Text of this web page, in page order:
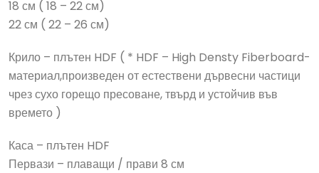
18 см ( 18 – 22 см)
22 см ( 22 – 26 см)
Крило – плътен HDF ( * HDF – High Densty Fiberboard-
материал,произведен от естествени дървесни частици
чрез сухо горещо пресоване, твърд и устойчив във
времето )
Каса – плътен HDF
Первази – плаващи / прави 8 см